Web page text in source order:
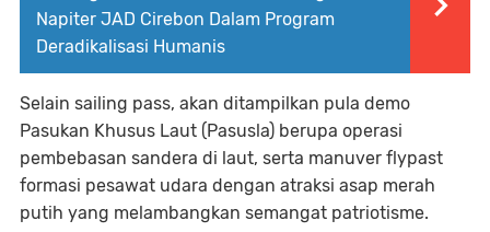
Napiter JAD Cirebon Dalam Program
Deradikalisasi Humanis
Selain sailing pass, akan ditampilkan pula demo
Pasukan Khusus Laut (Pasusla) berupa operasi
pembebasan sandera di laut, serta manuver flypast
formasi pesawat udara dengan atraksi asap merah
putih yang melambangkan semangat patriotisme.